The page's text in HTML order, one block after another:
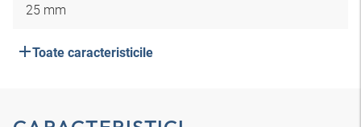
25 mm
Toate caracteristicile